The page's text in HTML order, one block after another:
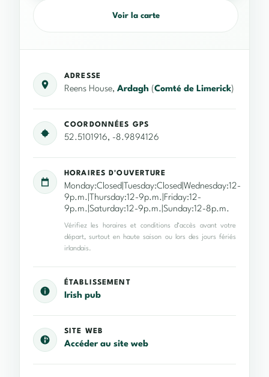
Voir la carte
ADRESSE
Reens House, Ardagh (Comté de Limerick)
COORDONNÉES GPS
52.5101916, -8.9894126
HORAIRES D'OUVERTURE
Monday:Closed|Tuesday:Closed|Wednesday:12-
9p.m.|Thursday:12-9p.m.|Friday:12-
9p.m.|Saturday:12-9p.m.|Sunday:12-8p.m.
Vérifiez les horaires et conditions d’accès avant votre
départ, surtout en haute saison ou lors des jours fériés
irlandais.
ÉTABLISSEMENT
Irish pub
SITE WEB
Accéder au site web